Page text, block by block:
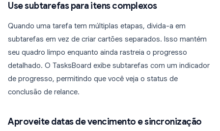
Use subtarefas para itens complexos
Quando uma tarefa tem múltiplas etapas, divida-a em
subtarefas em vez de criar cartões separados. Isso mantém
seu quadro limpo enquanto ainda rastreia o progresso
detalhado. O TasksBoard exibe subtarefas com um indicador
de progresso, permitindo que você veja o status de
conclusão de relance.
Aproveite datas de vencimento e sincronização